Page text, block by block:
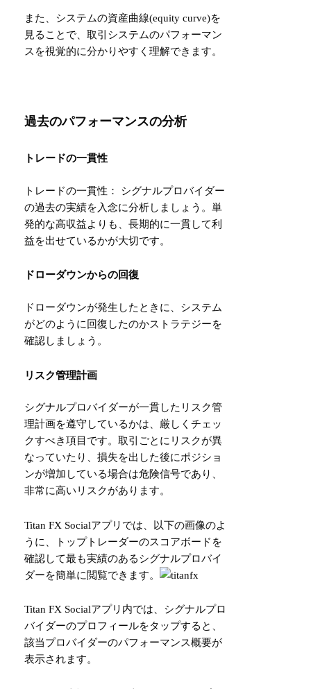
また、システムの資産曲線(equity curve)を
見ることで、取引システムのパフォーマン
スを視覚的に分かりやすく理解できます。
過去のパフォーマンスの分析
トレードの一貫性
トレードの一貫性： シグナルプロバイダー
の過去の実績を入念に分析しましょう。単
発的な高収益よりも、長期的に一貫して利
益を出せているかが大切です。
ドローダウンからの回復
ドローダウンが発生したときに、システム
がどのように回復したのかストラテジーを
確認しましょう。
リスク管理計画
シグナルプロバイダーが一貫したリスク管
理計画を遵守しているかは、厳しくチェッ
クすべき項目です。取引ごとにリスクが異
なっていたり、損失を出した後にポジショ
ンが増加している場合は危険信号であり、
非常に高いリスクがあります。
Titan FX Socialアプリでは、以下の画像のよ
うに、トップトレーダーのスコアボードを
確認して最も実績のあるシグナルプロバイ
ダーを簡単に閲覧できます。
Titan FX Socialアプリ内では、シグナルプロ
バイダーのプロフィールをタップすると、
該当プロバイダーのパフォーマンス概要が
表示されます。